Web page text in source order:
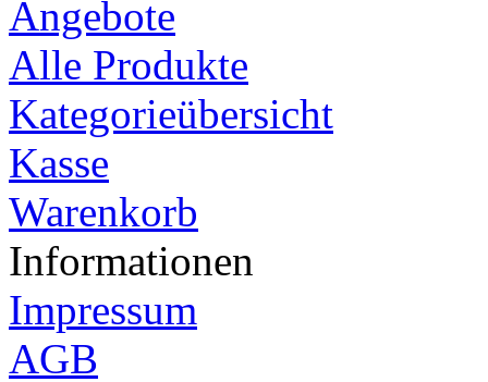
Angebote
Alle Produkte
Kategorieübersicht
Kasse
Warenkorb
Informationen
Impressum
AGB